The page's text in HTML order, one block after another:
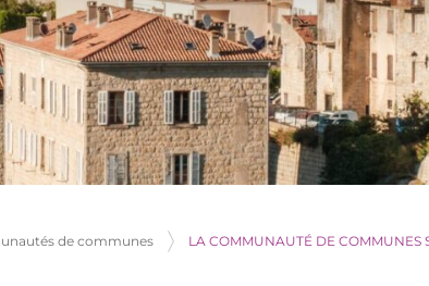
de communes LA COMMUNAUTÉ DE COMMUNES